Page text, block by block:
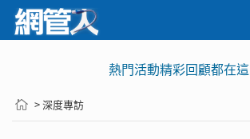
熱門活動精彩回顧都在這
> 深度專訪